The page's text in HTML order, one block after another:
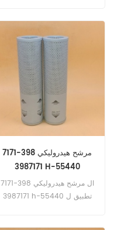
3655 V / S / F / GE .
مرشح هيدروليكي 398-7171
3987171 H-55440
ال مرشح هيدروليكي 398-7171
3987171 h-55440 تطبيق ل